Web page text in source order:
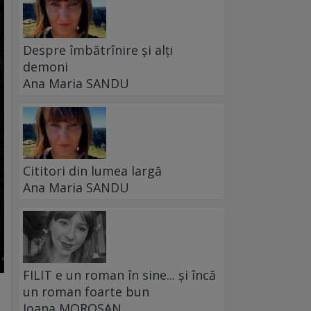
Despre îmbătrînire și alți
demoni
Ana Maria SANDU
Cititori din lumea largă
Ana Maria SANDU
FILIT e un roman în sine... și încă
un roman foarte bun